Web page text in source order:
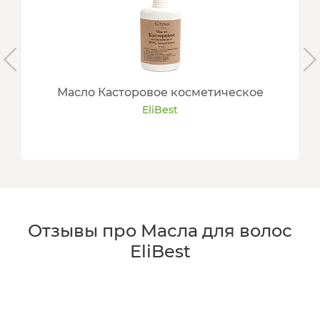
Масло Касторовое косметическое
EliBest
Отзывы про Масла для волос
EliBest